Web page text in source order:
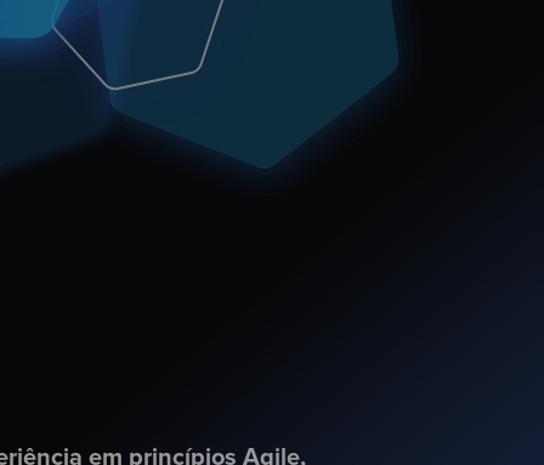
em princípios Agile,